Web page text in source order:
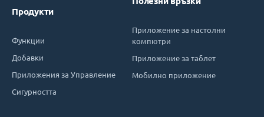
Продукти
Функции
Добавки
Приложения за Управление
Сигурността
Приложение за настолни
компютри
Приложение за таблет
Мобилно приложение